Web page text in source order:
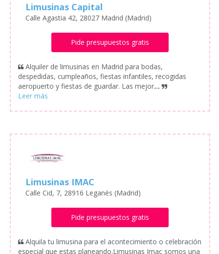
Limusinas Capital
Calle Agastia 42, 28027 Madrid (Madrid)
Pide presupuestos gratis
Alquiler de limusinas en Madrid para bodas,
despedidas, cumpleaños, fiestas infantiles, recogidas
aeropuerto y fiestas de guardar. Las mejor...
Limusinas IMAC
Calle Cid, 7, 28916 Leganés (Madrid)
Pide presupuestos gratis
Alquila tu limusina para el acontecimiento o celebración
especial que estas planeando.Limusinas Imac somos una